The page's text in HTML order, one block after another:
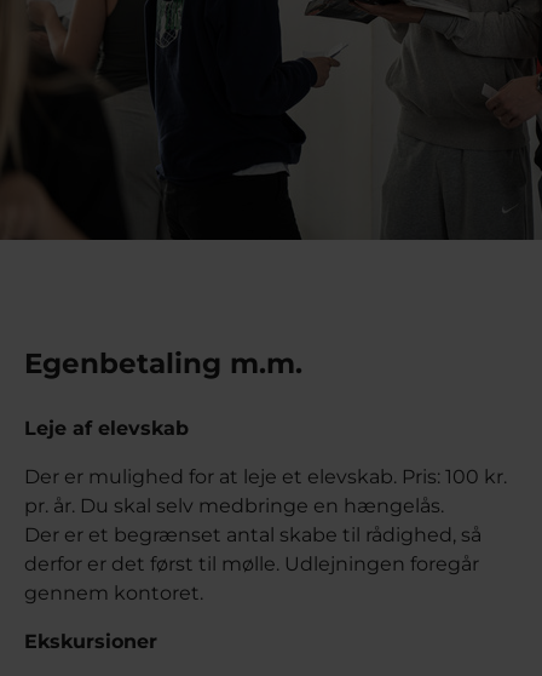
Egenbetaling m.m.
Leje af elevskab
Der er mulighed for at leje et elevskab. Pris: 100 kr.
pr. år. Du skal selv medbringe en hængelås.
Der er et begrænset antal skabe til rådighed, så
derfor er det først til mølle. Udlejningen foregår
gennem kontoret.
Ekskursioner